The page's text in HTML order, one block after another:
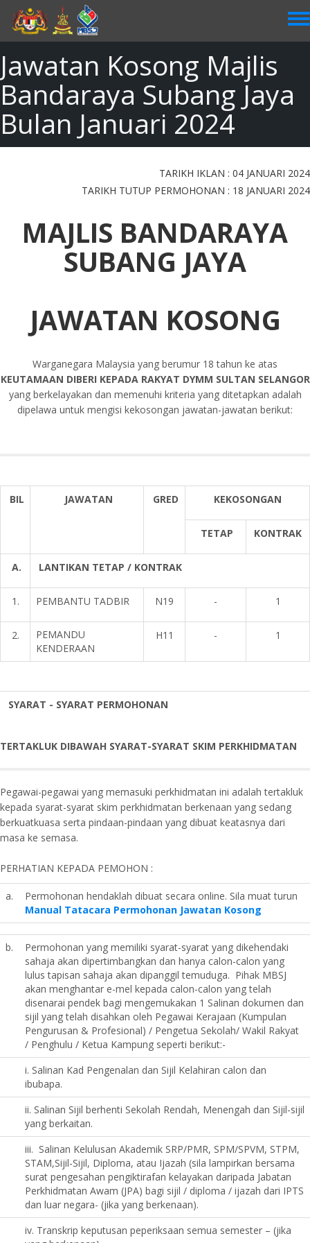
main
content
Jawatan Kosong Majlis
Bandaraya Subang Jaya
Bulan Januari 2024
TARIKH IKLAN : 04 JANUARI 2024
TARIKH TUTUP PERMOHONAN : 18 JANUARI 2024
MAJLIS BANDARAYA
SUBANG JAYA
JAWATAN KOSONG
Warganegara Malaysia yang berumur 18 tahun ke atas
KEUTAMAAN DIBERI KEPADA RAKYAT DYMM SULTAN SELANGOR
yang berkelayakan dan memenuhi kriteria yang ditetapkan adalah
dipelawa untuk mengisi kekosongan jawatan-jawatan berikut:
BIL JAWATAN GRED KEKOSONGAN
TETAP KONTRAK
A. LANTIKAN TETAP / KONTRAK
1. PEMBANTU TADBIR N19 - 1
2.
PEMANDU
KENDERAAN
H11 - 1
SYARAT - SYARAT PERMOHONAN
TERTAKLUK DIBAWAH SYARAT-SYARAT SKIM PERKHIDMATAN
Pegawai-pegawai yang memasuki perkhidmatan ini adalah tertakluk
kepada syarat-syarat skim perkhidmatan berkenaan yang sedang
berkuatkuasa serta pindaan-pindaan yang dibuat keatasnya dari
masa ke semasa.
PERHATIAN KEPADA PEMOHON :
a.
Permohonan hendaklah dibuat secara online. Sila muat turun
Manual Tatacara Permohonan Jawatan Kosong
b.
Permohonan yang memiliki syarat-syarat yang dikehendaki
sahaja akan dipertimbangkan dan hanya calon-calon yang
lulus tapisan sahaja akan dipanggil temuduga. Pihak MBSJ
akan menghantar e-mel kepada calon-calon yang telah
disenarai pendek bagi mengemukakan 1 Salinan dokumen dan
sijil yang telah disahkan oleh Pegawai Kerajaan (Kumpulan
Pengurusan & Profesional) / Pengetua Sekolah/ Wakil Rakyat
/ Penghulu / Ketua Kampung seperti berikut:-
i. Salinan Kad Pengenalan dan Sijil Kelahiran calon dan
ibubapa.
ii. Salinan Sijil berhenti Sekolah Rendah, Menengah dan Sijil-sijil
yang berkaitan.
iii. Salinan Kelulusan Akademik SRP/PMR, SPM/SPVM, STPM,
STAM,Sijil-Sijil, Diploma, atau Ijazah (sila lampirkan bersama
surat pengesahan pengiktirafan kelayakan daripada Jabatan
Perkhidmatan Awam (JPA) bagi sijil / diploma / ijazah dari IPTS
dan luar negara- (jika yang berkenaan).
iv. Transkrip keputusan peperiksaan semua semester – (jika